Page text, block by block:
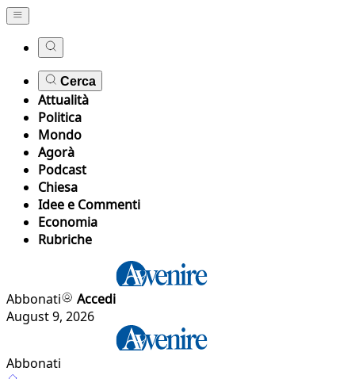
Cerca
Attualità
Politica
Mondo
Agorà
Podcast
Chiesa
Idee e Commenti
Economia
Rubriche
Abbonati
Accedi
August 9, 2026
Abbonati